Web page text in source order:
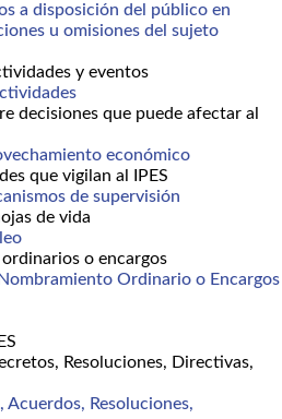
a disposición del público en
u omisiones del sujeto
y eventos
decisiones que puede afectar al
económico
que vigilan al IPES
de supervisión
de vida
o encargos
Ordinario o Encargos
Resoluciones, Directivas,
Acuerdos, Resoluciones,